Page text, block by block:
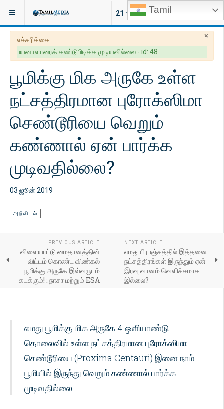
Tamil
21 NEW ARTICLES
இருக்குமிடம்: கட்டுரைகள் அறிவியல்
×
எச்சரிக்கை
பயனாளாரைக் கண்டுபிடிக்க முடியவில்லை - id: 48
பூமிக்கு மிக அருகே உள்ள
நட்சத்திரமான புரோக்ஸிமா
செண்டூரியை வெறும்
கண்ணால் ஏன் பார்க்க
முடிவதில்லை?
03 ஜூன் 2019
அறிவியல்
PREVIOUS ARTICLE
விளையாட்டு மைதானத்தின்
விட்டம் கொண்ட விண்கல்
பூமிக்கு அருகே இவ்வருடம்
கடக்கும்! : நாசா மற்றும் ESA
NEXT ARTICLE
எமது பிரபஞ்சத்தில் இத்தனை
நட்சத்திரங்கள் இருந்தும் ஏன்
இரவு வானம் வெளிச்சமாக
இல்லை?
எமது பூமிக்கு மிக அருகே 4 ஒளியாண்டு
தொலைவில் உள்ள நட்சத்திரமான புரோக்ஸிமா
செண்டூரியை (Proxima Centauri) இனை நாம்
பூமியில் இருந்து வெறும் கண்ணால் பார்க்க
முடிவதில்லை.